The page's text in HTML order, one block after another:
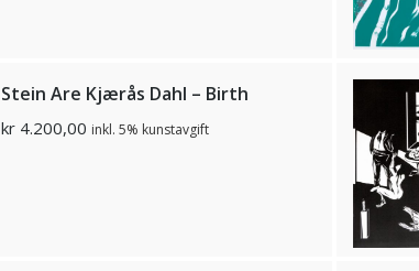
Stein Are Kjærås Dahl – Birth
kr 4.200,00 inkl. 5% kunstavgift